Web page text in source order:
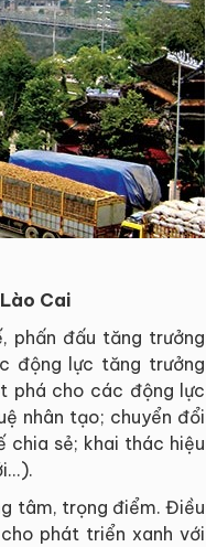
Cai
phấn đấu tăng trưởng
động lực tăng trưởng
phá cho các động lực
nhân tạo; chuyển đổi
chia sẻ; khai thác hiệu
tâm, trọng điểm. Điều
phát triển xanh với